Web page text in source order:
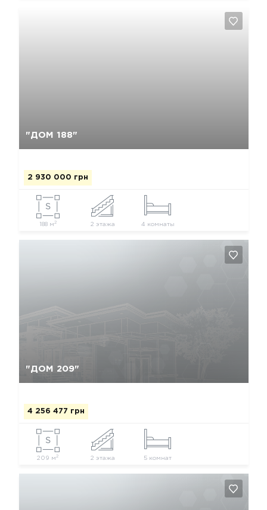
"ДОМ 188"
2 930 000 грн
188 м 2 2 этажа 4 комнаты
"ДОМ 209"
4 256 477 грн
209 м 2 2 этажа 5 комнат